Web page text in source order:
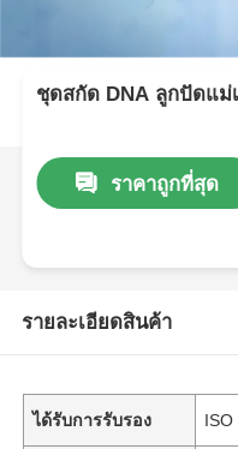
ชุดสกัด DNA ลูกปัดแม่
ราคาถูกที่สุด
รายละเอียดสินค้า
ได้รับการรับรอง